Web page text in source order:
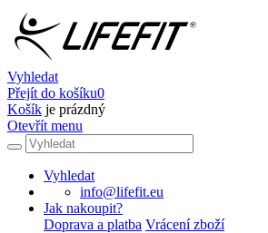
Vyhledat
Přejít do košíku0
Košík je prázdný
Otevřít menu
Vyhledat
info@lifefit.eu
Jak nakoupit?
Doprava a platba Vrácení zboží